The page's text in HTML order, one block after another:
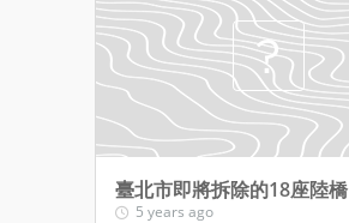
臺北市即將拆除的18座陸橋
5 years ago